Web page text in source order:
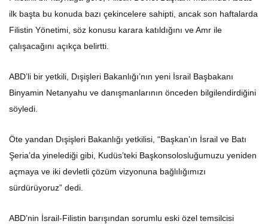
ilk başta bu konuda bazı çekincelere sahipti, ancak son haftalarda
Filistin Yönetimi, söz konusu karara katıldığını ve Amr ile
çalışacağını açıkça belirtti.
ABD’li bir yetkili, Dışişleri Bakanlığı’nın yeni İsrail Başbakanı
Binyamin Netanyahu ve danışmanlarının önceden bilgilendirdiğini
söyledi.
Öte yandan Dışişleri Bakanlığı yetkilisi, “Başkan’ın İsrail ve Batı
Şeria’da yinelediği gibi, Kudüs’teki Başkonsolosluğumuzu yeniden
açmaya ve iki devletli çözüm vizyonuna bağlılığımızı
sürdürüyoruz” dedi.
ABD’nin İsrail-Filistin barışından sorumlu eski özel temsilcisi